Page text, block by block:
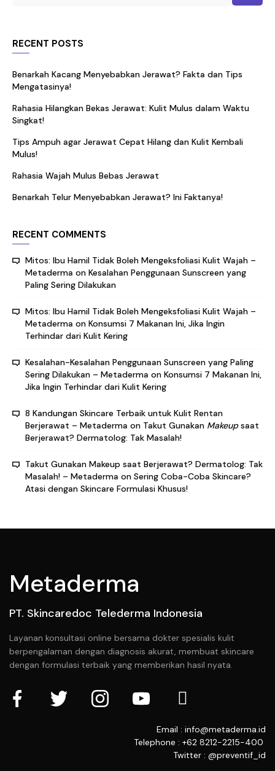
RECENT POSTS
Benarkah Kacang Menyebabkan Jerawat? Fakta dan Tips
Mengatasinya!
Rahasia Hilangkan Bekas Jerawat: Kulit Mulus dalam Waktu
Singkat!
Tips Ampuh agar Jerawat Cepat Hilang dan Kulit Kembali
Mulus!
Rahasia Wajah Mulus Bebas Jerawat
Benarkah Telur Menyebabkan Jerawat? Ini Faktanya!
RECENT COMMENTS
Mitos: Ibu Hamil Tidak Boleh Mengeksfoliasi Kulit Wajah –
Metaderma on Kesalahan Penggunaan Sunscreen yang
Paling Sering Dilakukan
Mitos: Ibu Hamil Tidak Boleh Mengeksfoliasi Kulit Wajah –
Metaderma on Konsumsi 7 Makanan Ini, Jika Ingin
Terhindar dari Kulit Kering
Kesalahan-Kesalahan Penggunaan Sunscreen yang Paling
Sering Dilakukan – Metaderma on Konsumsi 7 Makanan Ini,
Jika Ingin Terhindar dari Kulit Kering
8 Kandungan Skincare Terbaik untuk Kulit Rentan
Berjerawat – Metaderma on Takut Gunakan Makeupsaat
Berjerawat? Dermatolog: Tak Masalah!
Takut Gunakan Makeup saat Berjerawat? Dermatolog: Tak
Masalah! – Metaderma on Sering Coba-Coba Skincare?
Atasi dengan Skincare Formulasi Khusus!
Metaderma
PT. Skincaredoc Telederma Indonesia
Layanan konsultasi online bersama dokter spesialis kulit
berpengalaman dengan diagnosis akurat, membuat skincare
dengan formulasi terbaik yang memberikan hasil nyata.
Email : info@metaderma.id
Telephone : +62 8212-2215-400
Twitter : @preventif_id